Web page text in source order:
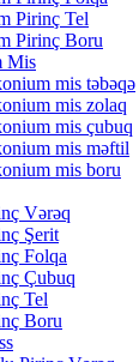
Pirinç Tel
Pirinç Boru
Mis
mis təbəqə
mis zolaq
mis çubuq
mis məftil
mis boru
Vərəq
Şerit
Folqa
Çubuq
Tel
Boru